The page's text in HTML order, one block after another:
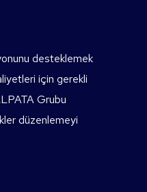
desteklemek
için gerekli
Grubu
düzenlemeyi